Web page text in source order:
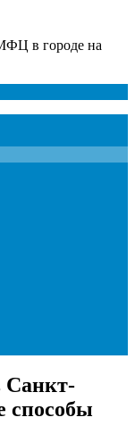
в городе на
способы